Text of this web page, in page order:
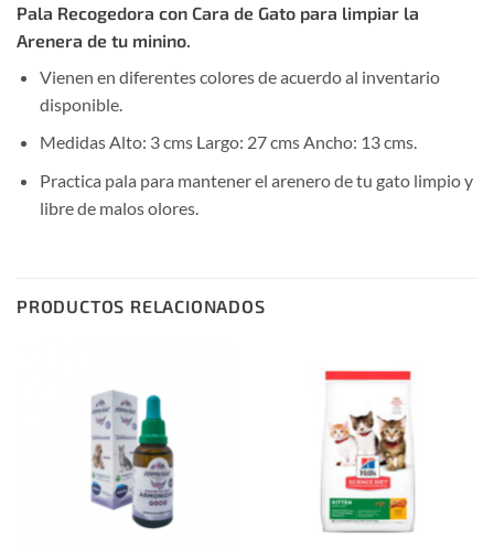
Pala Recogedora con Cara de Gato para limpiar la
Arenera de tu minino.
Vienen en diferentes colores de acuerdo al inventario
disponible.
Medidas Alto: 3 cms Largo: 27 cms Ancho: 13 cms.
Practica pala para mantener el arenero de tu gato limpio y
libre de malos olores.
PRODUCTOS RELACIONADOS